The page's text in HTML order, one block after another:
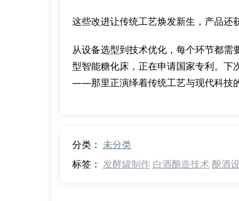
这些改进让传统工艺焕发新生，产品还
从设备选型到技术优化，每个环节都
型智能糖化床，正在申请国家专利。
——那里正演绎着传统工艺与现代科技的
分类： 未分类
标签： 发酵罐制作 白酒酿造技术 酿酒